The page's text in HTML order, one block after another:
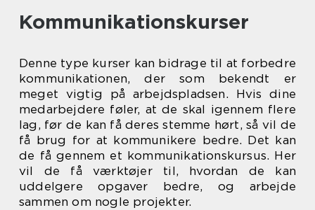
Kommunikationskurser
Denne type kurser kan bidrage til at forbedre
kommunikationen, der som bekendt er
meget vigtig på arbejdspladsen. Hvis dine
medarbejdere føler, at de skal igennem flere
lag, før de kan få deres stemme hørt, så vil de
få brug for at kommunikere bedre. Det kan
de få gennem et kommunikationskursus. Her
vil de få værktøjer til, hvordan de kan
uddelgere opgaver bedre, og arbejde
sammen om nogle projekter.